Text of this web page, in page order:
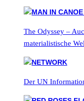
The Odyssey –
materialistische
Der UN